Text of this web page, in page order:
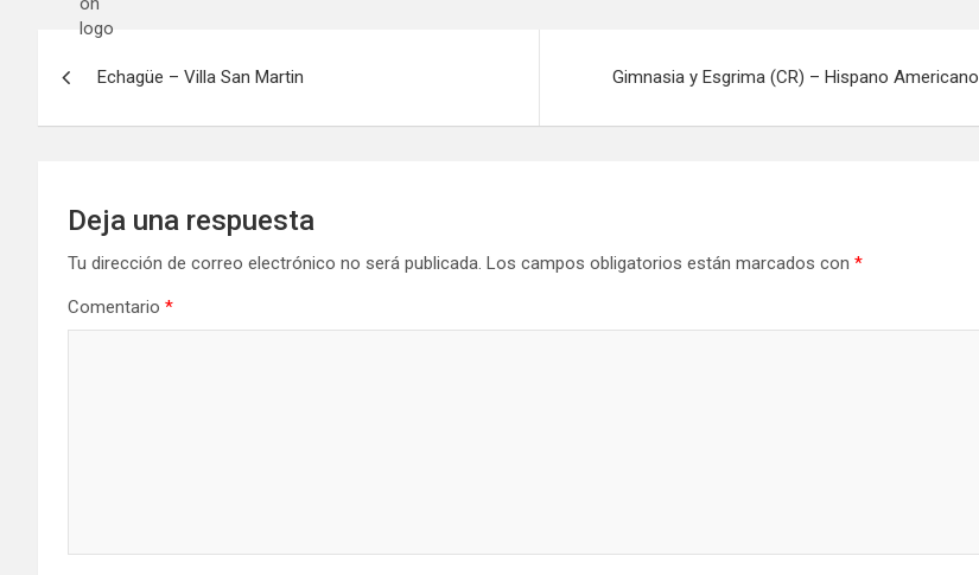
Navegación
Echagüe – Villa San Martin Gimnasia y Esgrima (CR) – Hispano Americano
Deja una respuesta
Tu dirección de correo electrónico no será publicada. Los campos obligatorios están marcados con *
Comentario *